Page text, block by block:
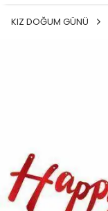
KIZ DOĞUM GÜNÜ